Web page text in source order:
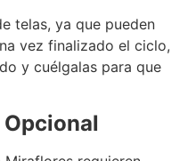
telas, ya que pueden
vez finalizado el ciclo,
y cuélgalas para que